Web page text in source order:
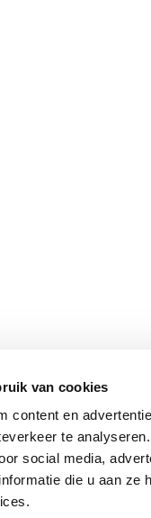
van cookies
content en
te
social media,
die u aan